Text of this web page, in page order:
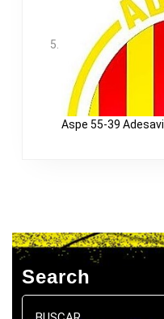
Aspe 55-39 Adesavi
Search
Buscar: